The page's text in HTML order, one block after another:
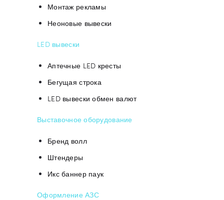
Монтаж рекламы
Неоновые вывески
LED вывески
Аптечные LED кресты
Бегущая строка
LED вывески обмен валют
Выставочное оборудование
Бренд волл
Штендеры
Икс баннер паук
Оформление АЗС